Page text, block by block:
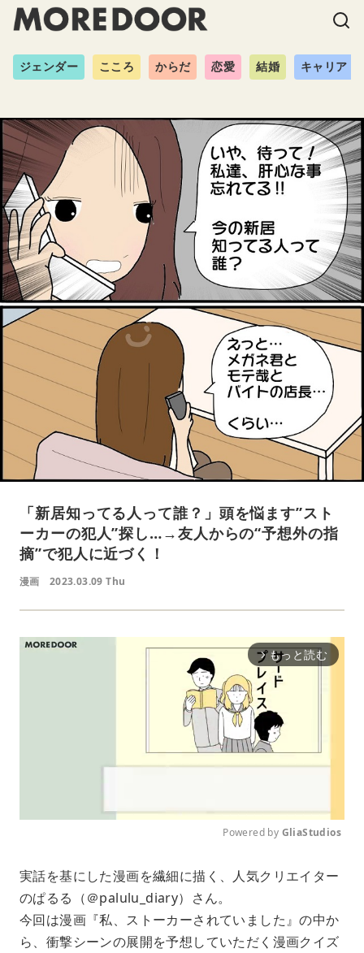
ジェンダー こころ からだ 恋愛 結婚 キャリア
「新居知ってる人って誰？」頭を悩ます”スト
ーカーの犯人”探し…→友人からの“予想外の指
摘”で犯人に近づく！
漫画 2023.03.09 Thu
arrow_forward_ios もっと読む
u
Powered by GliaStudios
実話を基にした漫画を繊細に描く、人気クリエイター
のぱるる（＠palulu_diary）さん。
今回は漫画『私、ストーカーされていました』の中か
ら、衝撃シーンの展開を予想していただく漫画クイズ